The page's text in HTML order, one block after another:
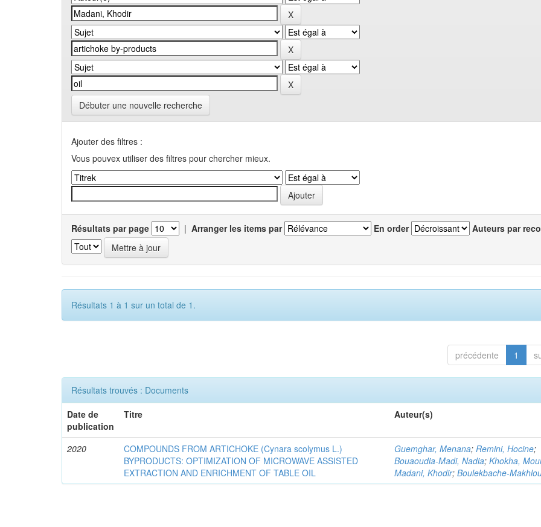
Débuter une nouvelle recherche
Ajouter des filtres :
Vous pouvex utiliser des filtres pour chercher mieux.
Résultats par page | Arranger les items par En order Auteurs par
Résultats 1 à 1 sur un total de 1.
précédente 1
Résultats trouvés : Documents
Date de
publication
Titre Auteur(s)
2020
COMPOUNDS FROM ARTICHOKE (Cynara scolymus L.)
BYPRODUCTS: OPTIMIZATION OF MICROWAVE ASSISTED
EXTRACTION AND ENRICHMENT OF TABLE OIL
Guemghar, Menana;Remini, Hocine;
Bouaoudia-Madi, Nadia;Khokha,
Madani, Khodir;Boulekbache-